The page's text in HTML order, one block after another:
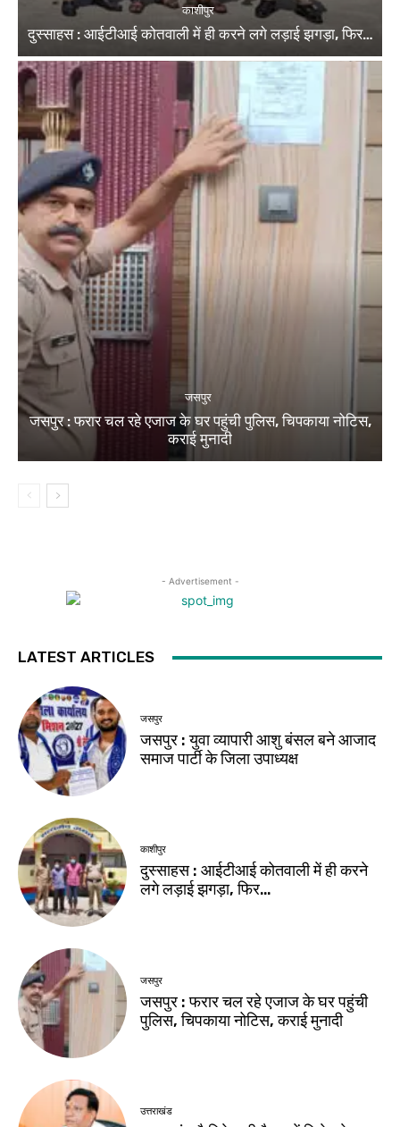
काशीपुर
दुस्साहस : आईटीआई कोतवाली में ही करने लगे लड़ाई झगड़ा, फिर…
जसपुर
जसपुर : फरार चल रहे एजाज के घर पहुंची पुलिस, चिपकाया नोटिस,
कराई मुनादी
- Advertisement -
LATEST ARTICLES
जसपुर
जसपुर : युवा व्यापारी आशु बंसल बने आजाद
समाज पार्टी के जिला उपाध्यक्ष
काशीपुर
दुस्साहस : आईटीआई कोतवाली में ही करने
लगे लड़ाई झगड़ा, फिर…
जसपुर
जसपुर : फरार चल रहे एजाज के घर पहुंची
पुलिस, चिपकाया नोटिस, कराई मुनादी
उत्तराखंड